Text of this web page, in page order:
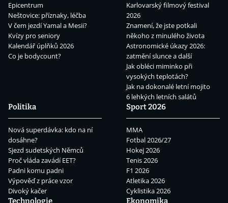
Epicentrum
Neštovice: příznaky, léčba
V čem jezdí Yamal a Mesii?
Kvízy pro seniory
Kalendář úplňků 2026
Co je bodycount?
Karlovarský filmový festival
2026
Znamení, že jste potkali
někoho z minulého života
Astronomické úkazy 2026:
zatmění slunce a další
Jak obléci miminko při
vysokých teplotách?
Jak na dokonalé letní mojito
6 lehkých letních salátů
Politika
Nová superdávka: kdo na ní
dosáhne?
Sjezd sudetských Němců
Proč vláda zavádí EET?
Padni komu padni
Výpověď z práce vzor
Divoký kačer
Sport 2026
MMA
Fotbal 2026/27
Hokej 2026
Tenis 2026
F1 2026
Atletika 2026
Cyklistika 2026
Technologie
Ekonomika